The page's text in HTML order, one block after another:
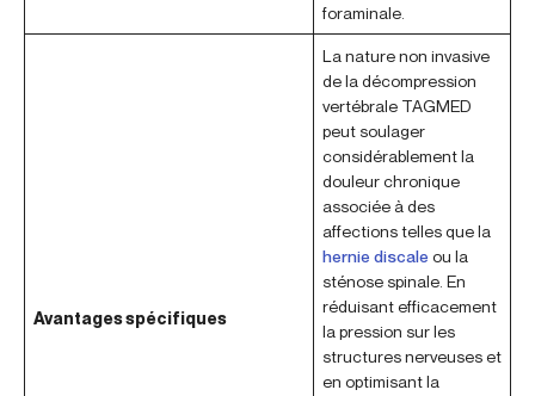
foraminale.
Avantages spécifiques
La nature non invasive
de la décompression
vertébrale TAGMED
peut soulager
considérablement la
douleur chronique
associée à des
affections telles que la
hernie discale ou la
sténose spinale. En
réduisant efficacement
la pression sur les
structures nerveuses et
en optimisant la